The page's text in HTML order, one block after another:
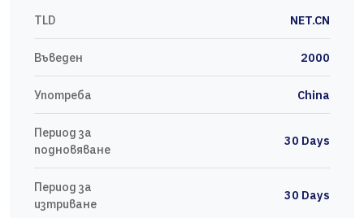
TLD NET.CN
Въведен 2000
Употреба China
Период за
подновяване
30 Days
Период за
изтриване
30 Days